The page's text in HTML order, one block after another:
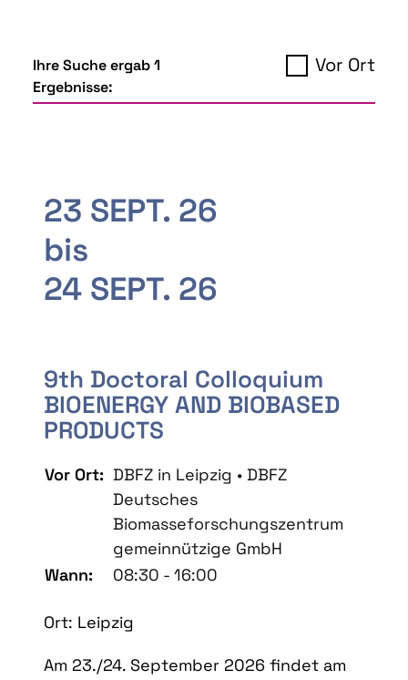
Ihre Suche ergab 1
Ergebnisse:
Vor Ort
23 SEPT. 26
bis
24 SEPT. 26
9th Doctoral Colloquium
BIOENERGY AND BIOBASED
PRODUCTS
Vor Ort: DBFZ in Leipzig • DBFZ
Deutsches
Biomasseforschungszentrum
gemeinnützige GmbH
Wann:
08:30 - 16:00
Ort: Leipzig
Am 23./24. September 2026 findet am